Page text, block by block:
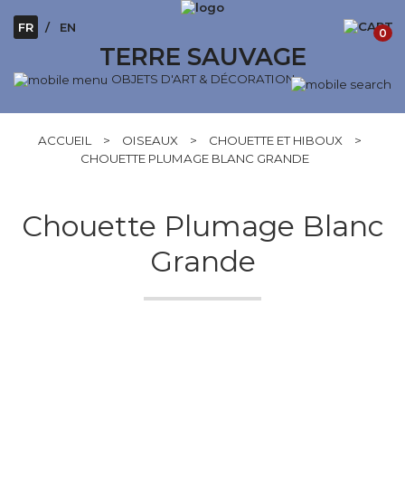
TERRE SAUVAGE
OBJETS D'ART & DÉCORATION
FR EN 0
ACCUEIL > OISEAUX > CHOUETTE ET HIBOUX
>
CHOUETTE PLUMAGE BLANC GRANDE
Chouette Plumage Blanc
Grande